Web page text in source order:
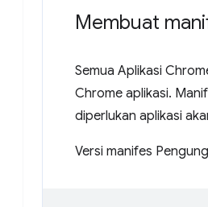
Membuat
Semua Aplikasi
Chrome aplikasi.
diperlukan aplikasi
Versi manifes